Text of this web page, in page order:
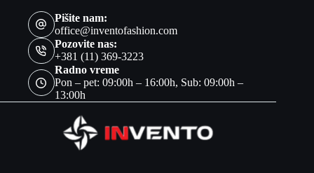
Pišite nam:
office@inventofashion.com
Pozovite nas:
+381 (11) 369-3223
Radno vreme
Pon – pet: 09:00h – 16:00h, Sub: 09:00h –
13:00h